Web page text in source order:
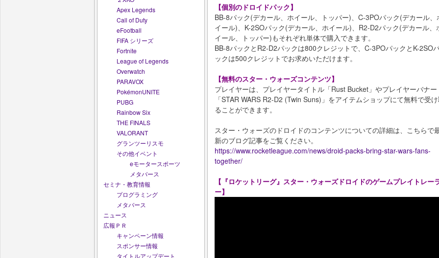
Apex Legends
Call of Duty
eFootball
FIFA シリーズ
Fortnite
League of Legends
Overwatch
PARAVOX
PokémonUNITE
PUBG
Rainbow Six
THE FINALS
VALORANT
グランツーリスモ
その他イベント
eモータースポーツ
メタバース
セミナ・教育情報
プログラミング
メタバース
ニュース
広報ＰＲ
キャンペーン情報
スポンサー情報
タイトルアップデート
【個別のドロイドパック】
BB-8パック(デカール、ホイール、トッパー)、C-3POパック(デカール、
イール)、K-2SOパック(デカール、ホイール)、R2-D2パック(デカール、
イール、トッパー)もそれぞれ単体で購入できます。
BB-8パックとR2-D2パックは800クレジットで、C-3POパックとK-2SO
ックは500クレジットでお求めいただけます。
【無料のスター・ウォーズコンテンツ】
プレイヤーは、プレイヤータイトル「Rust Bucket」やプレイヤーバナー
「STAR WARS R2-D2 (Twin Suns)」をアイテムショップにて無料で受
ることができます。
スター・ウォーズのドロイドのコンテンツについての詳細は、こちらで
新のブログ記事をご覧ください。
https://www.rocketleague.com/news/droid-packs-bring-star-wars-fans-
together/
【『ロケットリーグ』スター・ウォーズドロイドのゲームプレイトレー
ー】